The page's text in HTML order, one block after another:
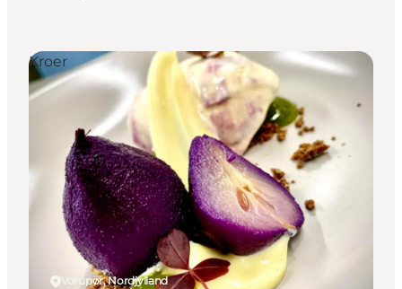
Vorupør, Nordjylland
Kroer